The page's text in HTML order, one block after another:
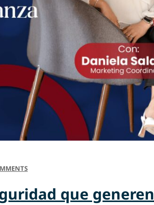
que generen